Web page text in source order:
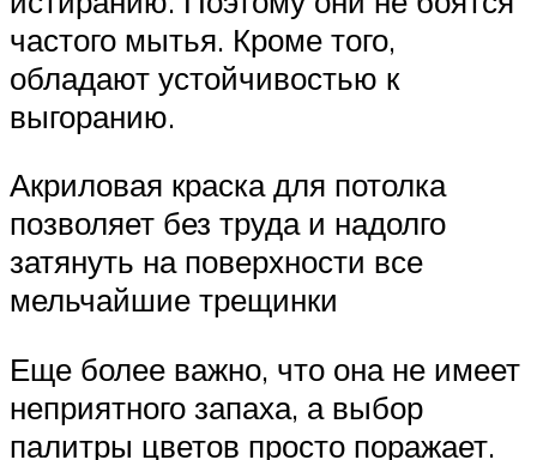
частого мытья. Кроме того,
обладают устойчивостью к
выгоранию.
Акриловая краска для потолка
позволяет без труда и надолго
затянуть на поверхности все
мельчайшие трещинки
Еще более важно, что она не имеет
неприятного запаха, а выбор
палитры цветов просто поражает.